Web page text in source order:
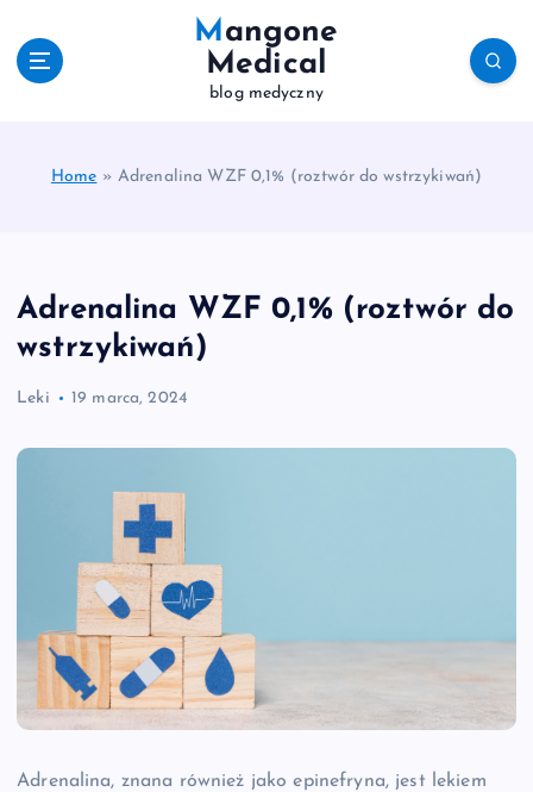
Mangone
Medical
blog medyczny
Home » Adrenalina WZF 0,1% (roztwór do wstrzykiwań)
Adrenalina WZF 0,1% (roztwór do
wstrzykiwań)
Leki 19 marca, 2024
Adrenalina, znana również jako epinefryna, jest lekiem